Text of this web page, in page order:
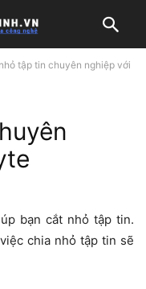
tập tin chuyên nghiệp với
bạn cắt nhỏ tập tin.
chia nhỏ tập tin sẽ